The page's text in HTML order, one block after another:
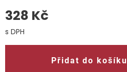
328 Kč
Přidat do košíku